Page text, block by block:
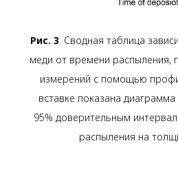
Рис. 3. Сводная таблица
меди от времени распыления,
измерений с помощью
вставке показана
95% доверительным
распыления на